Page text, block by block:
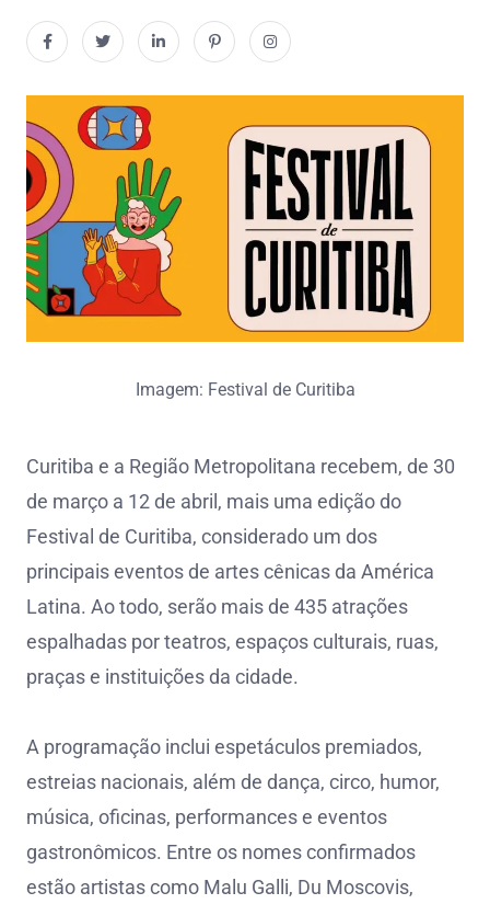
Imagem: Festival de Curitiba
Curitiba e a Região Metropolitana recebem, de 30
de março a 12 de abril, mais uma edição do
Festival de Curitiba, considerado um dos
principais eventos de artes cênicas da América
Latina. Ao todo, serão mais de 435 atrações
espalhadas por teatros, espaços culturais, ruas,
praças e instituições da cidade.
A programação inclui espetáculos premiados,
estreias nacionais, além de dança, circo, humor,
música, oficinas, performances e eventos
gastronômicos. Entre os nomes confirmados
estão artistas como Malu Galli, Du Moscovis,